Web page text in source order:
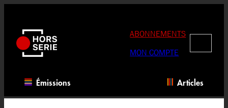
contenu
ABONNEMENTS
MON COMPTE
Émissions Articles